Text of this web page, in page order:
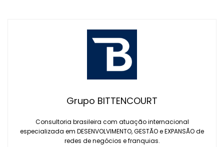
Grupo BITTENCOURT
Consultoria brasileira com atuação internacional
especializada em DESENVOLVIMENTO, GESTÃO e EXPANSÃO de
redes de negócios e franquias.